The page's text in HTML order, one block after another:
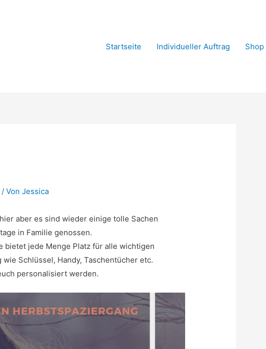
Startseite
Individueller Auftrag Shop
/ VonJessica
aber es sind wieder einige tolle Sachen
in Familie genossen.
bietet jede Menge Platz für alle wichtigen
Schlüssel, Handy, Taschentücher etc.
personalisiert werden.